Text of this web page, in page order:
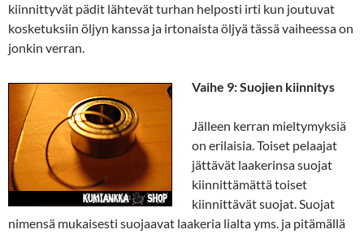
kiinnittyvät pädit lähtevät turhan helposti irti kun joutuvat
kosketuksiin öljyn kanssa ja irtonaista öljyä tässä vaiheessa on
jonkin verran.
Vaihe 9: Suojien kiinnitys
Jälleen kerran mieltymyksiä
on erilaisia. Toiset pelaajat
jättävät laakerinsa suojat
kiinnittämättä toiset
kiinnittävät suojat. Suojat
nimensä mukaisesti suojaavat laakeria lialta yms. ja pitämällä